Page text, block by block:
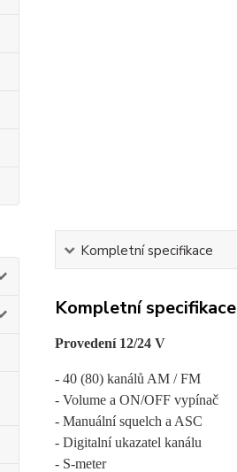
Kompletní specifikace
Kompletní specifikace
Provedení 12/24 V
- 40 (80) kanálů AM / FM
- Volume a ON/OFF vypínač
- Manuální squelch a ASC
- Digitalní ukazatel kanálu
- S-meter